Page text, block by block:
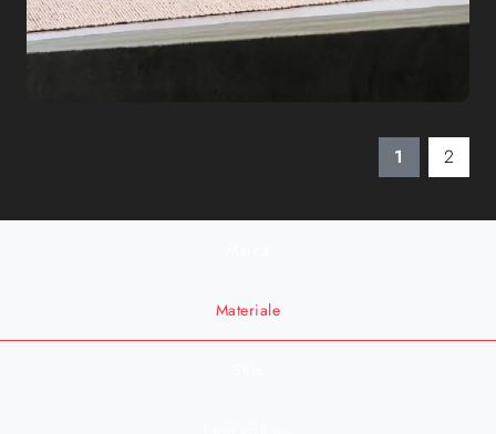
1 2
Materiale